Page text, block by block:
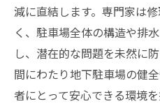
減に直結します。専門家は
く、駐車場全体の構造や排
し、潜在的な問題を未然に
間にわたり地下駐車場の健
者にとって安心できる環境